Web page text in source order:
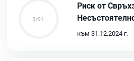
Риск от
към 31.12.2024 г.